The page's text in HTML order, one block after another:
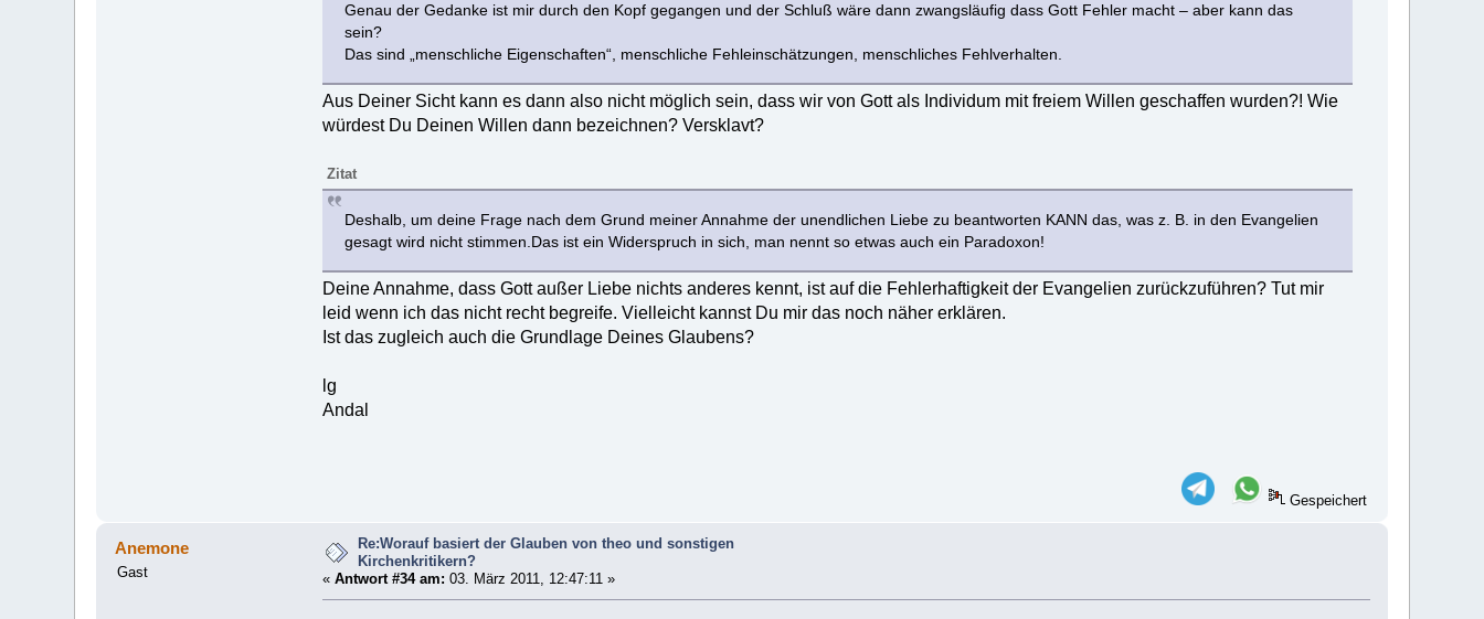
Genau der Gedanke ist mir durch den Kopf gegangen und der Schluß wäre dann zwangsläufig dass Gott Fehler macht – aber kann das
sein?
Das sind „menschliche Eigenschaften“, menschliche Fehleinschätzungen, menschliches Fehlverhalten.
Aus Deiner Sicht kann es dann also nicht möglich sein, dass wir von Gott als Individum mit freiem Willen geschaffen wurden?! Wie
würdest Du Deinen Willen dann bezeichnen? Versklavt?
Zitat
Deshalb, um deine Frage nach dem Grund meiner Annahme der unendlichen Liebe zu beantworten KANN das, was z. B. in den Evangelien
gesagt wird nicht stimmen.Das ist ein Widerspruch in sich, man nennt so etwas auch ein Paradoxon!
Deine Annahme, dass Gott außer Liebe nichts anderes kennt, ist auf die Fehlerhaftigkeit der Evangelien zurückzuführen? Tut mir
leid wenn ich das nicht recht begreife. Vielleicht kannst Du mir das noch näher erklären.
Ist das zugleich auch die Grundlage Deines Glaubens?
lg
Andal
Gespeichert
Anemone
Gast
Re:Worauf basiert der Glauben von theo und sonstigen
Kirchenkritikern?
« Antwort #34 am: 03. März 2011, 12:47:11 »